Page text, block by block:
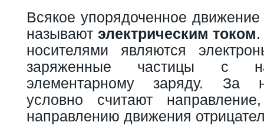
Всякое упорядоченное
называют электрическим током
носителями являются
заряженные частицы с
элементарному заряду. За
условно считают
направлению движения